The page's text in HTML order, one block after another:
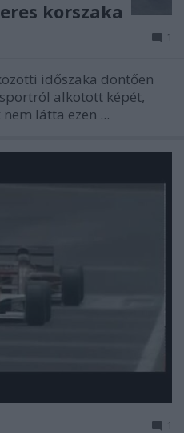
korszaka
1
időszaka döntően
alkotott képét,
látta ezen ...
1